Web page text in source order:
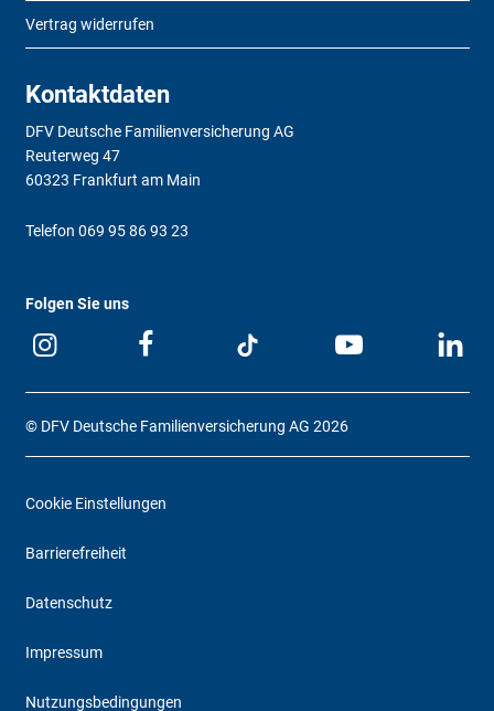
Vertrag widerrufen
Kontaktdaten
DFV Deutsche Familienversicherung AG
Reuterweg 47
60323 Frankfurt am Main
Telefon 069 95 86 93 23
Folgen Sie uns
© DFV Deutsche Familienversicherung AG 2026
Cookie Einstellungen
Barrierefreiheit
Datenschutz
Impressum
Nutzungsbedingungen